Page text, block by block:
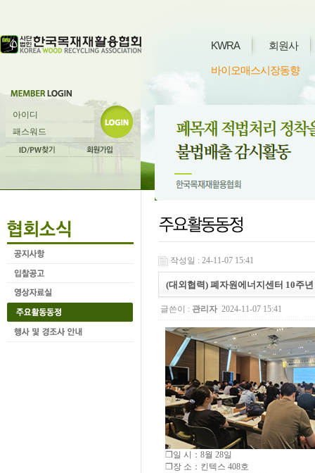
KWRA 회원사
바이오매스시장동향
작성일 : 24-11-07 15:41
(대외협력) 폐자원에너지센터 10주
글쓴이 : 관리자 2024-11-07 15:41
❒일 시：8월 28일
❒장 소：킨텍스 408호